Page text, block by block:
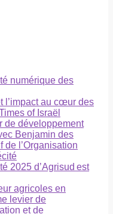
numérique des
l’impact au cœur des
of Israël
de développement
Benjamin des
de l’Organisation
2025 d’Agrisud est
agricoles en
levier de
et de